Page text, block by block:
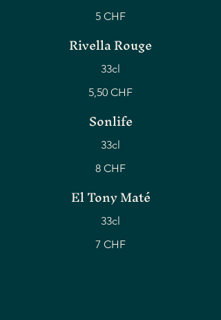
5 CHF
Rivella Rouge
33cl
5,50 CHF
Sonlife
33cl
8 CHF
El Tony Maté
33cl
7 CHF